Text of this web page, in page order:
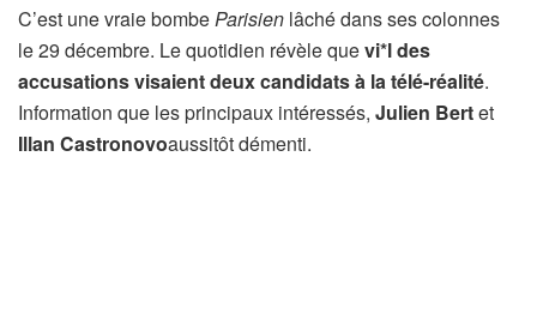
C’est une vraie bombeParisien lâché dans ses colonnes
le 29 décembre. Le quotidien révèle quevi*l des
accusations visaient deux candidats à la télé-réalité.
Information que les principaux intéressés, Julien Bertet
Illan Castronovoaussitôt démenti.